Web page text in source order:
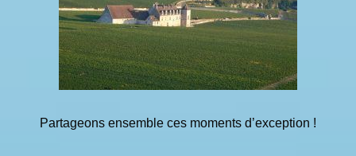
Partageons ensemble ces moments d’exception !